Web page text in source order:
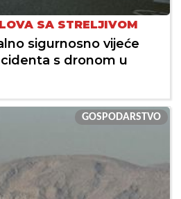
SA STRELJIVOM
sigurnosno vijeće
s dronom u
GOSPODARSTVO